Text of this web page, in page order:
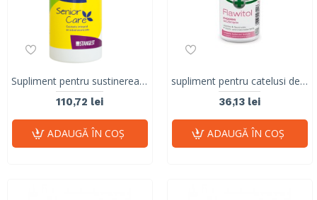
Supliment pentru sustinerea functiilor fiziologice la caini seniori, Senior Care Stangest, 30 tablete
110,72 lei
ADAUGĂ ÎN COŞ
supliment pentru catelusi de talie mica si medie, FLAWITOL PUPPY, Dr. Seidel, 120 Tablete
36,13 lei
ADAUGĂ ÎN COŞ